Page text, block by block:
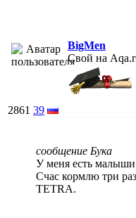
BigMen
Свой на
2861 39
сообщение Бука
У меня есть
Счас кормлю три
TETRA.